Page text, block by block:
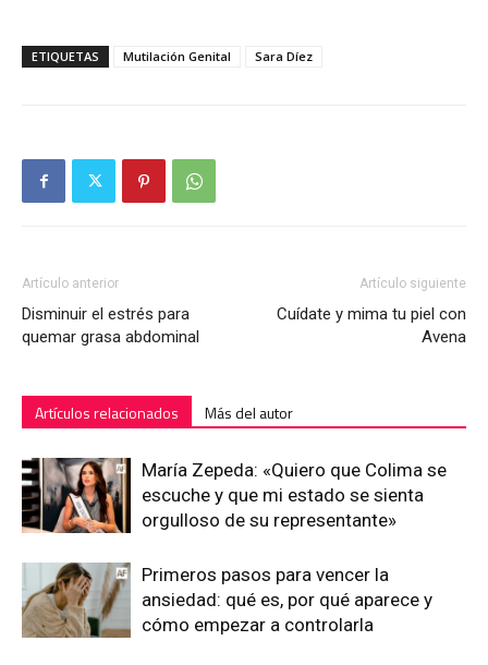
ETIQUETAS Mutilación Genital Sara Díez
Artículo anterior
Disminuir el estrés para
quemar grasa abdominal
Artículo siguiente
Cuídate y mima tu piel con
Avena
Artículos relacionados Más del autor
María Zepeda: «Quiero que Colima se
escuche y que mi estado se sienta
orgulloso de su representante»
Primeros pasos para vencer la
ansiedad: qué es, por qué aparece y
cómo empezar a controlarla